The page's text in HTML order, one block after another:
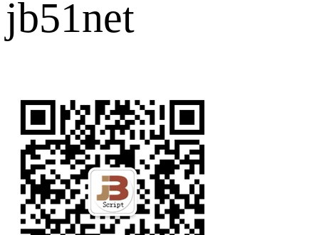
jb51net